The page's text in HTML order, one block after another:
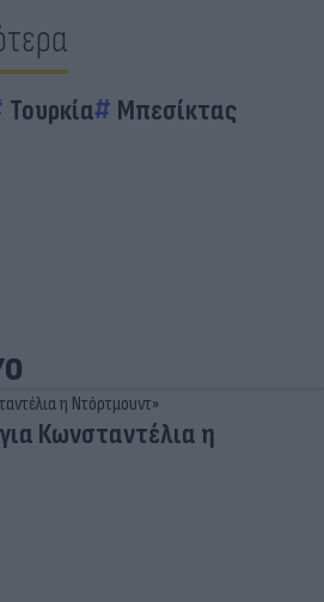
Τουρκία
Μπεσίκτας
Κωνσταντέλια η